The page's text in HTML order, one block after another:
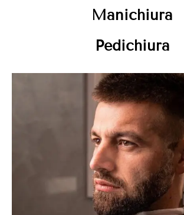
Manichiura
Pedichiura